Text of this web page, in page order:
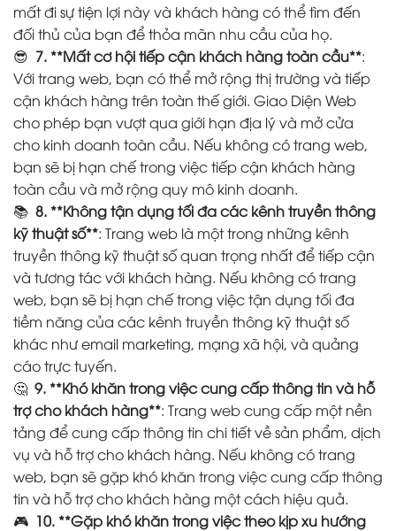
mất đi sự tiện lợi này và khách hàng có thể tìm đến
đối thủ của bạn để thỏa mãn nhu cầu của họ.
😎 7. **Mất cơ hội tiếp cận khách hàng toàn cầu**:
Với trang web, bạn có thể mở rộng thị trường và tiếp
cận khách hàng trên toàn thế giới. Giao Diện Web
cho phép bạn vượt qua giới hạn địa lý và mở cửa
cho kinh doanh toàn cầu. Nếu không có trang web,
bạn sẽ bị hạn chế trong việc tiếp cận khách hàng
toàn cầu và mở rộng quy mô kinh doanh.
📚 8. **Không tận dụng tối đa các kênh truyền thông
kỹ thuật số**: Trang web là một trong những kênh
truyền thông kỹ thuật số quan trọng nhất để tiếp cận
và tương tác với khách hàng. Nếu không có trang
web, bạn sẽ bị hạn chế trong việc tận dụng tối đa
tiềm năng của các kênh truyền thông kỹ thuật số
khác như email marketing, mạng xã hội, và quảng
cáo trực tuyến.
🤔 9. **Khó khăn trong việc cung cấp thông tin và hỗ
trợ cho khách hàng**: Trang web cung cấp một nền
tảng để cung cấp thông tin chi tiết về sản phẩm, dịch
vụ và hỗ trợ cho khách hàng. Nếu không có trang
web, bạn sẽ gặp khó khăn trong việc cung cấp thông
tin và hỗ trợ cho khách hàng một cách hiệu quả.
🎮 10. **Gặp khó khăn trong việc theo kịp xu hướng